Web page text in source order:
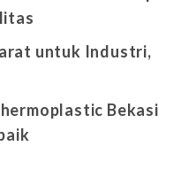
untuk Industri,
Bekasi